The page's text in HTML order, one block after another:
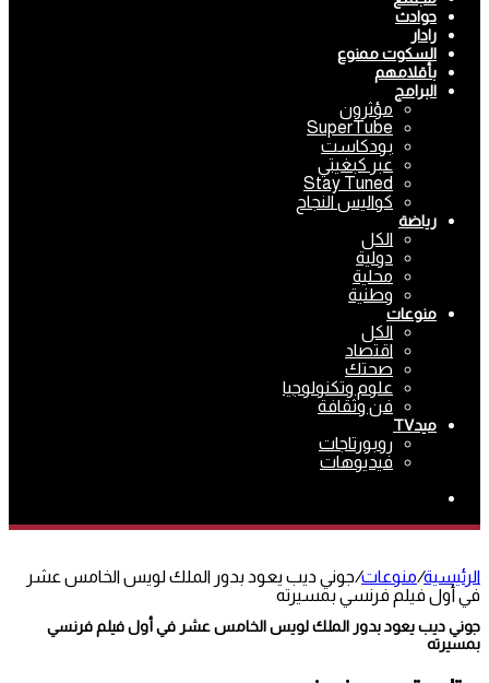
حوادث
رادار
السكوت ممنوع
بأقلامهم
البرامج
مؤثرون
SuperTube
بودكاست
عبر كبغيتي
Stay Tuned
كواليس النجاح
رياضة
الكل
دولية
محلية
وطنية
منوعات
الكل
اقتصاد
صحتك
علوم وتكنولوجيا
فن وثقافة
ميدTV
روبورتاجات
فيديوهات
الرئيسية/منوعات/جوني ديب يعود بدور الملك لويس الخامس عشر
في أول فيلم فرنسي بمسيرته
جوني ديب يعود بدور الملك لويس الخامس عشر في أول فيلم فرنسي
بمسيرته